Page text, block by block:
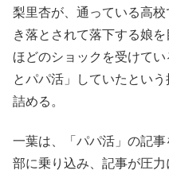
梨里杏が、通っている高
き落とされて落下する娘
ほどのショックを受けて
とパパ活」していたとい
詰める。
一葉は、「パパ活」の記
部に乗り込み、記事が圧